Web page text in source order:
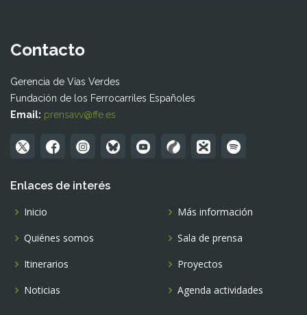
Contacto
Gerencia de Vías Verdes
Fundación de los Ferrocarriles Españoles
Email: prensavv@ffe.es
Enlaces de interés
Inicio
Quiénes somos
Itinerarios
Noticias
Más información
Sala de prensa
Proyectos
Agenda actividades